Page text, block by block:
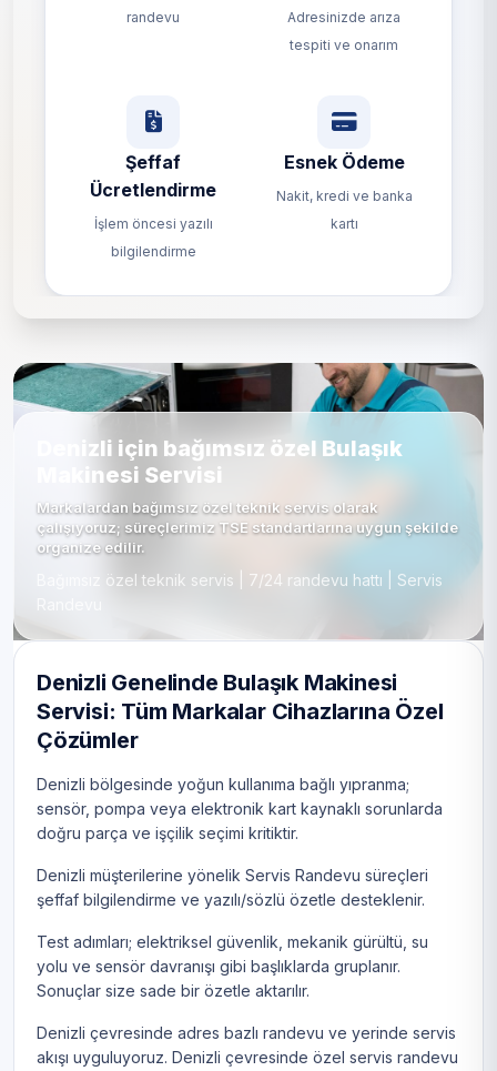
randevu
Adresinizde arıza
tespiti ve onarım
Şeffaf
Ücretlendirme
İşlem öncesi yazılı
bilgilendirme
Esnek Ödeme
Nakit, kredi ve banka
kartı
Denizli için bağımsız özel Bulaşık
Makinesi Servisi
Markalardan bağımsız özel teknik servis olarak
çalışıyoruz; süreçlerimiz TSE standartlarına uygun şekilde
organize edilir.
Bağımsız özel teknik servis | 7/24 randevu hattı | Servis
Denizli Genelinde Bulaşık Makinesi
Servisi: Tüm Markalar Cihazlarına Özel
Çözümler
Denizli bölgesinde yoğun kullanıma bağlı yıpranma;
sensör, pompa veya elektronik kart kaynaklı sorunlarda
doğru parça ve işçilik seçimi kritiktir.
Denizli müşterilerine yönelik Servis Randevu süreçleri
şeffaf bilgilendirme ve yazılı/sözlü özetle desteklenir.
Test adımları; elektriksel güvenlik, mekanik gürültü, su
yolu ve sensör davranışı gibi başlıklarda gruplanır.
Sonuçlar size sade bir özetle aktarılır.
Denizli çevresinde adres bazlı randevu ve yerinde servis
akışı uyguluyoruz. Denizli çevresinde özel servis randevu